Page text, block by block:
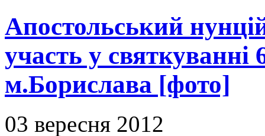
Апостольський
участь у святкуванні
м.Борислава [фото]
03 вересня 2012